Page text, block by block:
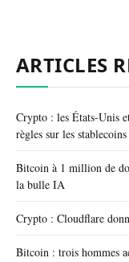
ARTICLES
Crypto : les États-Unis
règles sur les stablecoins
Bitcoin à 1 million de
la bulle IA
Crypto : Cloudflare
Bitcoin : trois hommes